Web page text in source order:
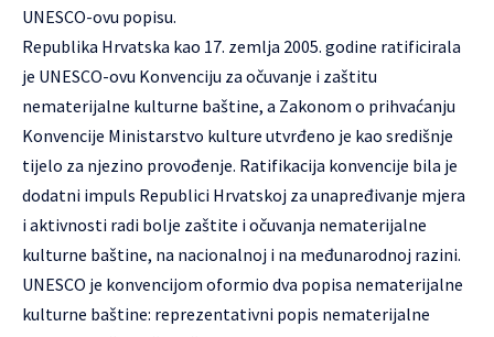
UNESCO-ovu popisu.
Republika Hrvatska kao 17. zemlja 2005. godine ratificirala
je UNESCO-ovu Konvenciju za očuvanje i zaštitu
nematerijalne kulturne baštine, a Zakonom o prihvaćanju
Konvencije Ministarstvo kulture utvrđeno je kao središnje
tijelo za njezino provođenje. Ratifikacija konvencije bila je
dodatni impuls Republici Hrvatskoj za unapređivanje mjera
i aktivnosti radi bolje zaštite i očuvanja nematerijalne
kulturne baštine, na nacionalnoj i na međunarodnoj razini.
UNESCO je konvencijom oformio dva popisa nematerijalne
kulturne baštine: reprezentativni popis nematerijalne